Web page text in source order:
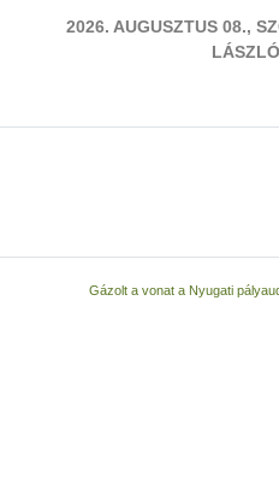
2026. AUGUSZTUS 08.,
Gázolt a vonat a Nyugati